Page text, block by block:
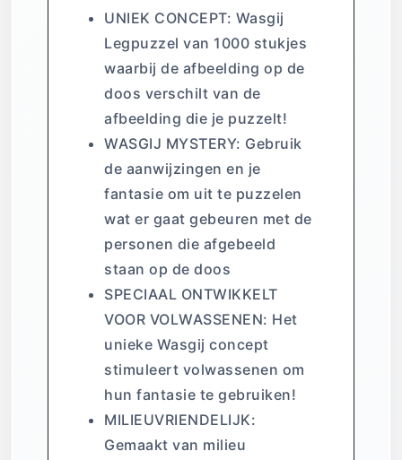
UNIEK CONCEPT: Wasgij
Legpuzzel van 1000 stukjes
waarbij de afbeelding op de
doos verschilt van de
afbeelding die je puzzelt!
WASGIJ MYSTERY: Gebruik
de aanwijzingen en je
fantasie om uit te puzzelen
wat er gaat gebeuren met de
personen die afgebeeld
staan op de doos
SPECIAAL ONTWIKKELT
VOOR VOLWASSENEN: Het
unieke Wasgij concept
stimuleert volwassenen om
hun fantasie te gebruiken!
MILIEUVRIENDELIJK:
Gemaakt van milieu